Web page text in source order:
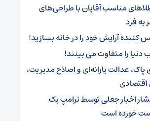
مناسب آقایان با طراحی‌های
فرد
آرایش خود را در خانه بسازید!
دنیا را متفاوت می بینند!
پاک، عدالت یارانه‌ای و اصلاح مدیریت،
اخبار جعلی توسط ترامپ یک
خورده است